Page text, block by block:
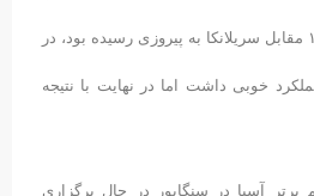
دیدار خود با نتیجه قاطع ۴۰-۱ مقابل سریلانکا به پیروزی رسیده بود، در
خوبی داشت اما در نهایت با نتیجه
با حضور ۸ تیم برتر آسیا در سنگاپور در حال برگزاری